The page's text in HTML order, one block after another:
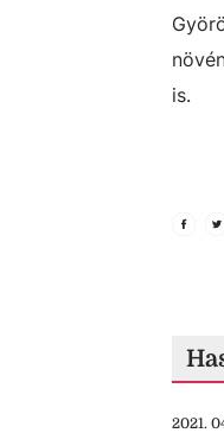
is.
2021.